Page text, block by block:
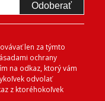
Odoberať
len za týmto
ochrany
na odkaz, ktorý vám
odvolať
z ktoréhokoľvek